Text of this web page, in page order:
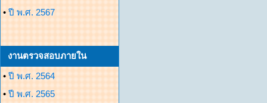
• ปี พ.ศ. 2567
งานตรวจสอบภายใน
• ปี พ.ศ. 2564
• ปี พ.ศ. 2565